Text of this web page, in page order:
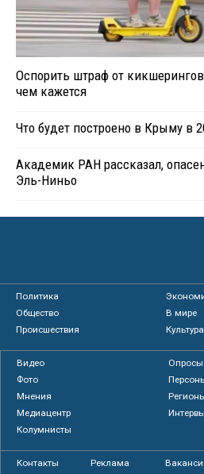
Оспорить штраф от
чем кажется
Что будет построено в Крыму в
Академик РАН рассказал,
Эль-Ниньо
Политика
Общество
В мире
Происшествия
Культура
Видео
Опросы
Фото
Мнения
Медиацентр
Колумнисты
Контакты Реклама